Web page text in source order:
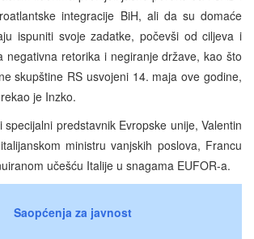
integracije BiH, ali da su domaće
ispuniti svoje zadatke, počevši od ciljeva i
negativna retorika i negiranje države, kao što
skupštine RS usvojeni 14. maja ove godine,
je Inzko.
specijalni predstavnik Evropske unije, Valentin
ministru vanjskih poslova, Francu
učešću Italije u snagama EUFOR-a.
Saopćenja za javnost